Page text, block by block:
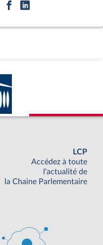
LCP
Accédez à toute
l'actualité de
la Chaine Parlementaire